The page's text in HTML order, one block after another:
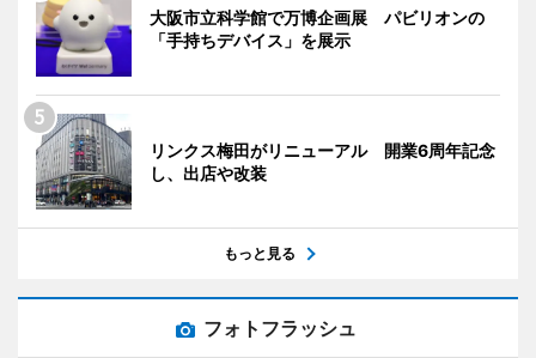
大阪市立科学館で万博企画展 パビリオンの
「手持ちデバイス」を展示
リンクス梅田がリニューアル 開業6周年記念
し、出店や改装
もっと見る
フォトフラッシュ